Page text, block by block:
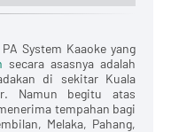
System Kaaoke yang
secara asasnya adalah
di sekitar Kuala
Namun begitu atas
tempahan bagi
Melaka, Pahang,